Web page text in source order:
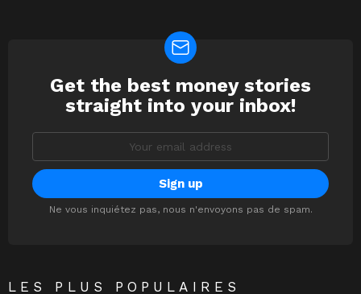
NEWSLETTER
Get the best money stories
straight into your inbox!
Ne vous inquiétez pas, nous n'envoyons pas de spam.
LES PLUS POPULAIRES